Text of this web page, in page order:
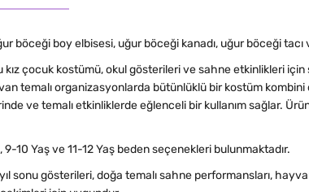
böceği boy elbisesi, uğur böceği kanadı, uğur böceği tacı
kız çocuk kostümü, okul gösterileri ve sahne etkinlikleri
temalı organizasyonlarda bütünlüklü bir kostüm
ve temalı etkinliklerde eğlenceli bir kullanım sağlar.
10 Yaş ve 11-12 Yaş beden seçenekleri bulunmaktadır.
sonu gösterileri, doğa temalı sahne performansları,